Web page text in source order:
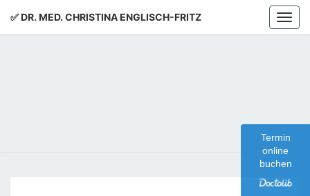
✅ DR. MED. CHRISTINA ENGLISCH-FRITZ
MED.
Termin
online
buchen